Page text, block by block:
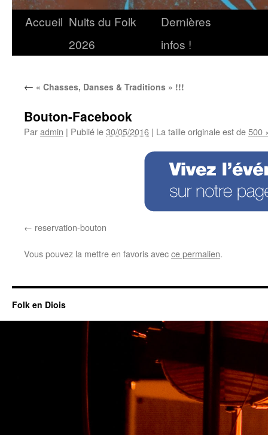
Accueil Nuits du Folk
2026
Dernières
infos !
← « Chasses, Danses & Traditions » !!!
Bouton-Facebook
Paradmin | Publié le30/05/2016 | La taille originale est de500
reservation-bouton
Vous pouvez la mettre en favoris avecce permalien.
Folk en Diois